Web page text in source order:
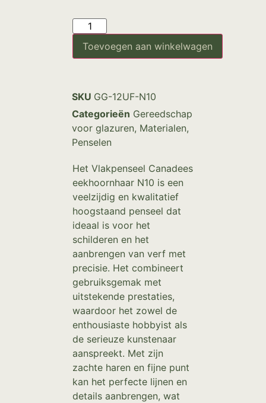
Toevoegen aan winkelwagen
SKU GG-12UF-N10
Categorieën Gereedschap
voor glazuren, Materialen,
Penselen
Het Vlakpenseel Canadees
eekhoornhaar N10 is een
veelzijdig en kwalitatief
hoogstaand penseel dat
ideaal is voor het
schilderen en het
aanbrengen van verf met
precisie. Het combineert
gebruiksgemak met
uitstekende prestaties,
waardoor het zowel de
enthousiaste hobbyist als
de serieuze kunstenaar
aanspreekt. Met zijn
zachte haren en fijne punt
kan het perfecte lijnen en
details aanbrengen, wat